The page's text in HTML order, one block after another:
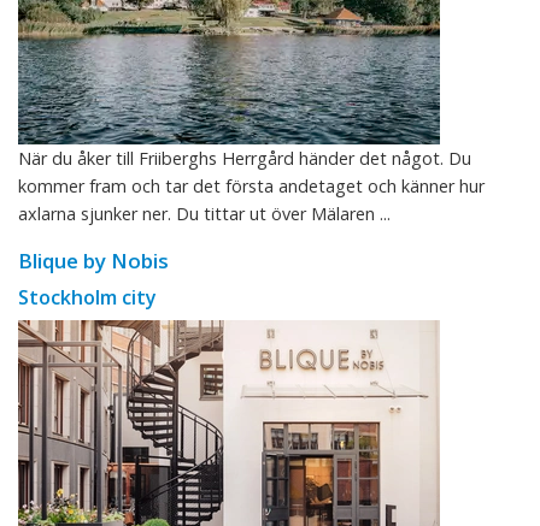
När du åker till Friiberghs Herrgård händer det något. Du
kommer fram och tar det första andetaget och känner hur
axlarna sjunker ner. Du tittar ut över Mälaren ...
Blique by Nobis
Stockholm city